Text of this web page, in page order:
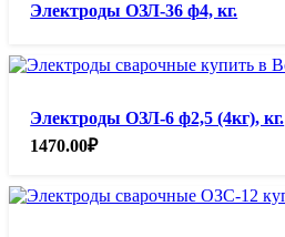
Электроды ОЗЛ-36 ф4, кг.
Электроды ОЗЛ-6 ф2,5 (4кг), кг.
1470.00₽